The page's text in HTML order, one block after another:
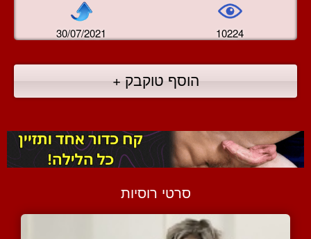
30/07/2021 10224
הוסף טוקבק +
סרטי רוסיות